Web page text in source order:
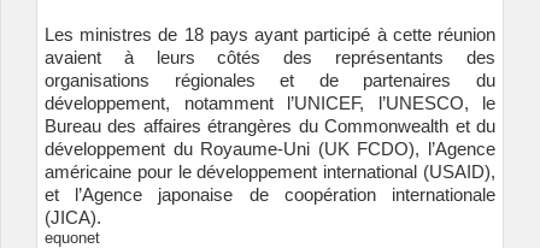
Les ministres de 18 pays ayant participé à cette réunion
avaient à leurs côtés des représentants des
organisations régionales et de partenaires du
développement, notamment l’UNICEF, l’UNESCO, le
Bureau des affaires étrangères du Commonwealth et du
développement du Royaume-Uni (UK FCDO), l’Agence
américaine pour le développement international (USAID),
et l’Agence japonaise de coopération internationale
(JICA).
equonet